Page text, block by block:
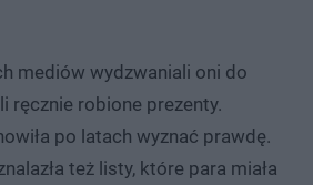
mediów wydzwaniali oni do
ręcznie robione prezenty.
po latach wyznać prawdę.
też listy, które para miała